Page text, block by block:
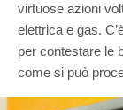
virtuose azioni
elettrica e gas.
per contestare le
come si può